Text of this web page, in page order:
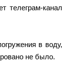
телеграм-канал
в воду,
не было.